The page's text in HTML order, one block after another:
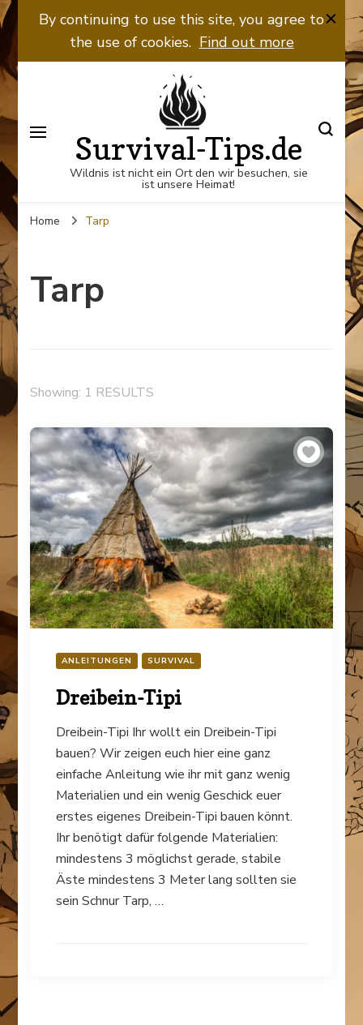
By continuing to use this site, you agree to
the use of cookies. Find out more
Survival-Tips.de
Wildnis ist nicht ein Ort den wir besuchen, sie
ist unsere Heimat!
Home Tarp
Tarp
Showing: 1 RESULTS
ANLEITUNGEN SURVIVAL
Dreibein-Tipi
Dreibein-Tipi Ihr wollt ein Dreibein-Tipi
bauen? Wir zeigen euch hier eine ganz
einfache Anleitung wie ihr mit ganz wenig
Materialien und ein wenig Geschick euer
erstes eigenes Dreibein-Tipi bauen könnt.
Ihr benötigt dafür folgende Materialien:
mindestens 3 möglichst gerade, stabile
Äste mindestens 3 Meter lang sollten sie
sein Schnur Tarp, …